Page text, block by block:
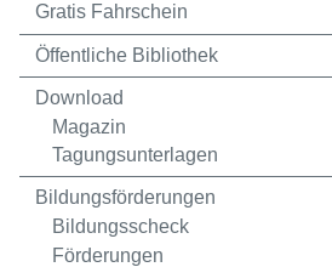
Gratis Fahrschein
Öffentliche Bibliothek
Download
Magazin
Tagungsunterlagen
Bildungsförderungen
Bildungsscheck
Förderungen